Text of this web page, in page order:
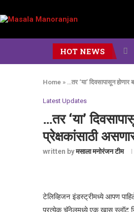
HOT NEWS
Home » …तर ‘या’ दिवसापासून
Latest Updates
…तर ‘या’
प्रेक्षकांसाठी
written byमसाला मनोरंजन टीम
टेलिव्हिजन इंडस्ट्रीमध्ये आपण
प्रत्येक चॅनेलमध्ये एक खास स्लॉट